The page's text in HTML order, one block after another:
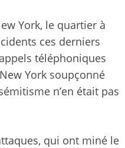
York, le quartier à
ces derniers
téléphoniques
York soupçonné
n’en était pas
qui ont miné le